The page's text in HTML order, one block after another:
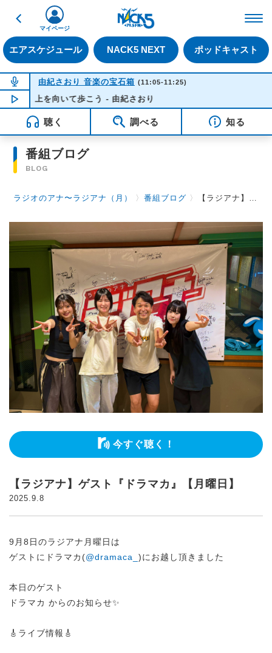
戻る
エアスケジュール NACK5 NEXT ポッドキャスト
マイページ
NOW ON AIR
由紀さおり 音楽の宝石箱 (11:05-11:25)
NOW PLAYING11:09
上を向いて歩こう - 由紀さおり
聴く 調べる 知る
番組ブログ
BLOG
ラジオのアナ〜ラジアナ（月） 〉番組ブログ 〉 【ラジアナ】ゲスト『ドラマカ』【月曜日】
今すぐ聴く！
【ラジアナ】ゲスト『ドラマカ』【月曜日】
2025.9.8
9月8日のラジアナ月曜日は
ゲストにドラマカ(@dramaca_ )にお越し頂きました
本日のゲスト
ドラマカ からのお知らせ✨
🎸ライブ情報🎸